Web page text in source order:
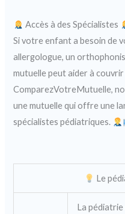
Accès à des Spécialistes
Si votre enfant a besoin de
allergologue, un
mutuelle peut aider à
ComparezVotreMutuelle,
une mutuelle qui offre une
spécialistes pédiatriques.
Le
La pédiatrie